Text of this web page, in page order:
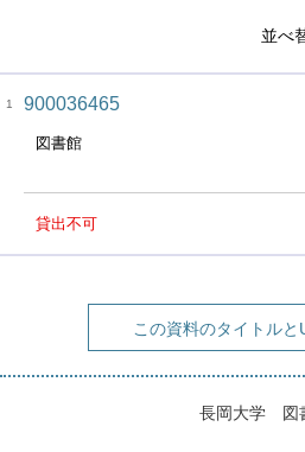
並べ
1 900036465
図書館
貸出不可
この資料のタイトルと
長岡大学 図